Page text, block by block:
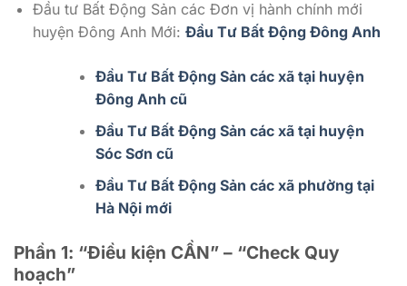
Đầu tư Bất Động Sản các Đơn vị hành chính mới
huyện Đông Anh Mới: Đầu Tư Bất Động Đông Anh
Đầu Tư Bất Động Sản các xã tại huyện
Đông Anh cũ
Đầu Tư Bất Động Sản các xã tại huyện
Sóc Sơn cũ
Đầu Tư Bất Động Sản các xã phường tại
Hà Nội mới
Phần 1: “Điều kiện CẦN” – “Check Quy
hoạch”